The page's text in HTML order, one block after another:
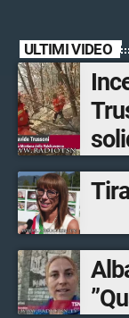
ULTIMI VIDEO